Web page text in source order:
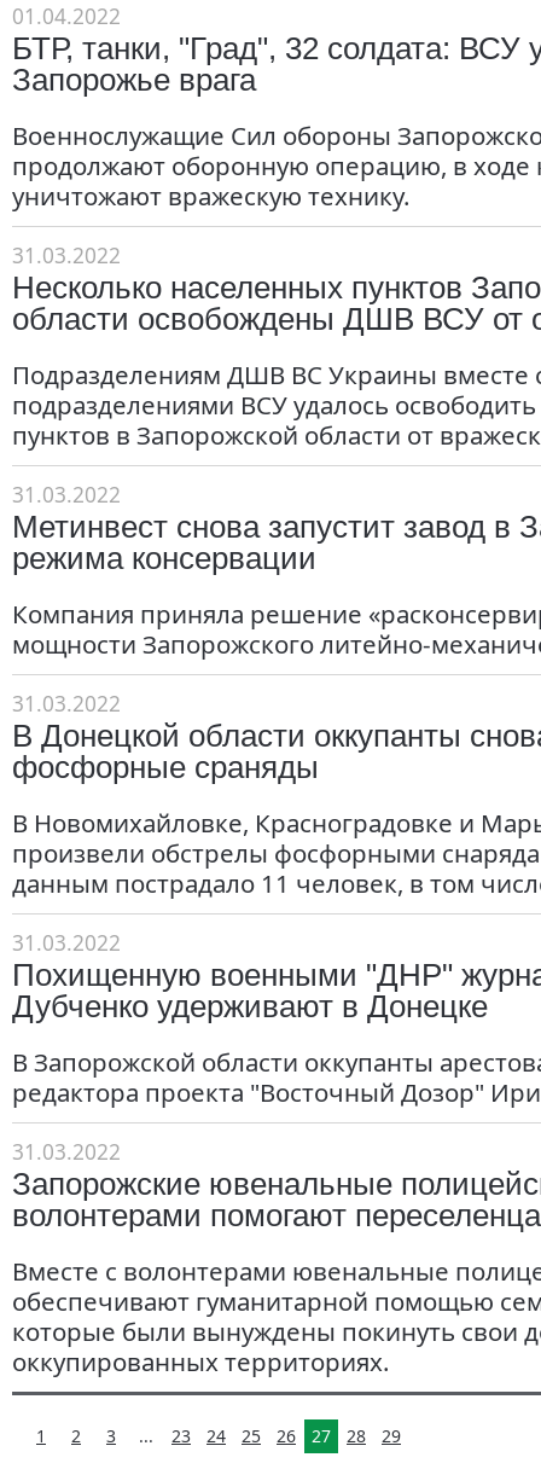
01.04.2022
БТР, танки, "Град", 32 солдата: ВСУ
Запорожье врага
Военнослужащие Сил обороны
продолжают оборонную операцию, в ходе
уничтожают вражескую технику.
31.03.2022
Несколько населенных пунктов
области освобождены ДШВ ВСУ от
Подразделениям ДШВ ВС Украины вместе
подразделениями ВСУ удалось
пунктов в Запорожской области от
31.03.2022
Метинвест снова запустит завод в
режима консервации
Компания приняла решение
мощности Запорожского литейно-
31.03.2022
В Донецкой области оккупанты
фосфорные сраняды
В Новомихайловке, Красноградовке и
произвели обстрелы фосфорными
данным пострадало 11 человек, в том
31.03.2022
Похищенную военными "ДНР"
Дубченко удерживают в Донецке
В Запорожской области оккупанты
редактора проекта "Восточный Дозор"
31.03.2022
Запорожские ювенальные
волонтерами помогают
Вместе с волонтерами ювенальные
обеспечивают гуманитарной помощью
которые были вынуждены покинуть свои
оккупированных территориях.
1 2 3 ... 23 24 25 26 27 28 29